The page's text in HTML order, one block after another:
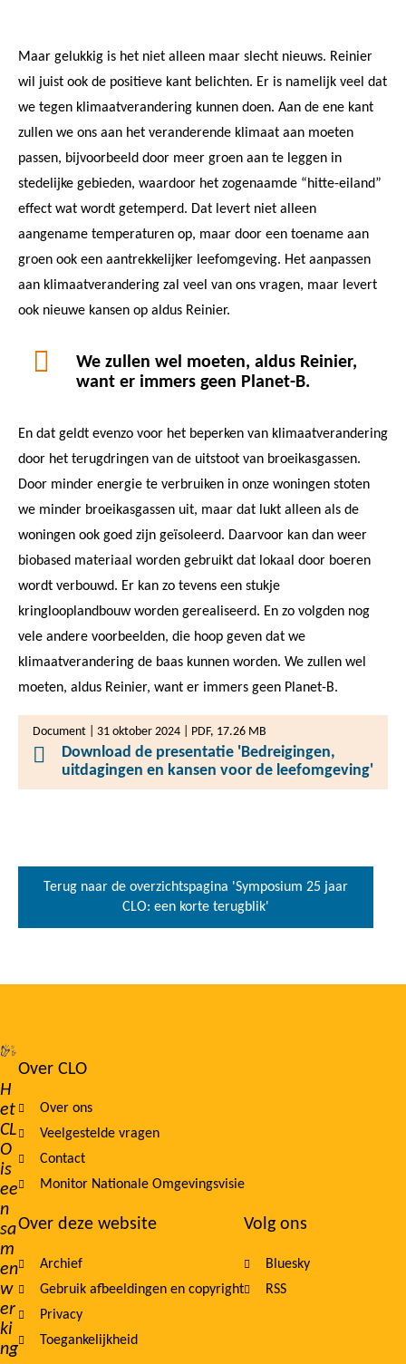
Maar gelukkig is het niet alleen maar slecht nieuws. Reinier
wil juist ook de positieve kant belichten. Er is namelijk veel dat
we tegen klimaatverandering kunnen doen. Aan de ene kant
zullen we ons aan het veranderende klimaat aan moeten
passen, bijvoorbeeld door meer groen aan te leggen in
stedelijke gebieden, waardoor het zogenaamde “hitte-eiland”
effect wat wordt getemperd. Dat levert niet alleen
aangename temperaturen op, maar door een toename aan
groen ook een aantrekkelijker leefomgeving. Het aanpassen
aan klimaatverandering zal veel van ons vragen, maar levert
ook nieuwe kansen op aldus Reinier.
We zullen wel moeten, aldus Reinier,
want er immers geen Planet-B.
En dat geldt evenzo voor het beperken van klimaatverandering
door het terugdringen van de uitstoot van broeikasgassen.
Door minder energie te verbruiken in onze woningen stoten
we minder broeikasgassen uit, maar dat lukt alleen als de
woningen ook goed zijn geïsoleerd. Daarvoor kan dan weer
biobased materiaal worden gebruikt dat lokaal door boeren
wordt verbouwd. Er kan zo tevens een stukje
kringlooplandbouw worden gerealiseerd. En zo volgden nog
vele andere voorbeelden, die hoop geven dat we
klimaatverandering de baas kunnen worden. We zullen wel
moeten, aldus Reinier, want er immers geen Planet-B.
Document | 31 oktober 2024 | PDF, 17.26 MB
Download de presentatie 'Bedreigingen,
uitdagingen en kansen voor de leefomgeving'
Terug naar de overzichtspagina 'Symposium 25 jaar
CLO: een korte terugblik'
H
et
CL
O
is
ee
n
sa
m
en
w
er
ki
ng
Footer
navigation
Over CLO
Over ons
Veelgestelde vragen
Contact
Monitor Nationale Omgevingsvisie
Over deze website
Archief
Gebruik afbeeldingen en copyright
Privacy
Toegankelijkheid
Volg ons
Bluesky
RSS